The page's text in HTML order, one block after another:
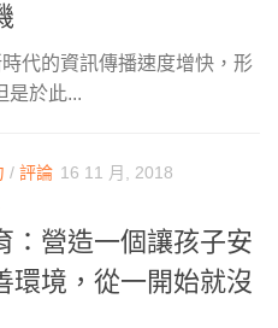
代的資訊傳播速度增快，形
是於此...
/ 評論 16 11 月, 2018
：營造一個讓孩子安
環境，從一開始就沒